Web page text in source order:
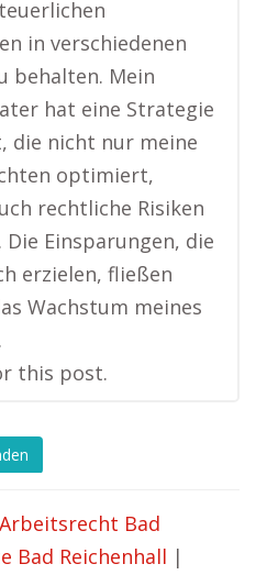
in verschiedenen
behalten. Mein
hat eine Strategie
die nicht nur meine
optimiert,
rechtliche Risiken
Einsparungen, die
erzielen, fließen
Wachstum meines
this post.
Bad
Bad Reichenhall |